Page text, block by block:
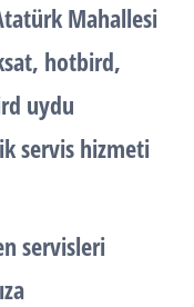
Mahallesi
hotbird,
uydu
servis hizmeti
servisleri